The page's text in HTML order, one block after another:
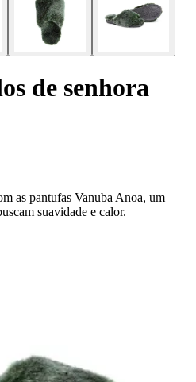
de senhora
as pantufas Vanuba Anoa, um
suavidade e calor.